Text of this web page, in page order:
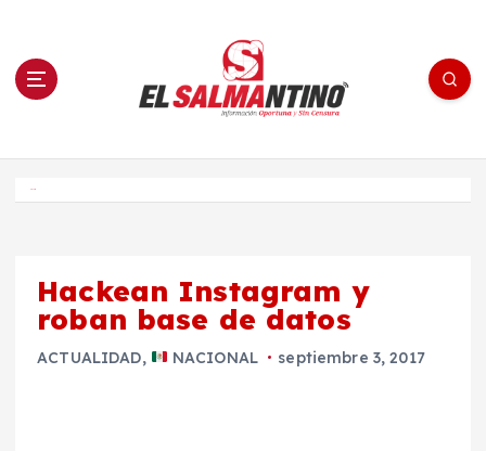
n El Salmantino - medios/noticias/editorial
Hackean Instagram y
roban base de datos
ACTUALIDAD, NACIONAL septiembre 3, 2017